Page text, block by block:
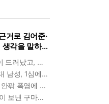
거로 김어준·
생각을 말하
다뉴브강에서 제2차 세계대전 군함이 드러났고, 포항 수돗물은 갑자기 짜졌다 : 폭염·가뭄이 만든 낯선 풍경
부모 외출 틈타 여동생 성폭행한 20대 남성, 1심에서 5년형 선고 : 친족 간 '암수범죄'의 심각성
"실외기 과열, 문 닫지 마세요" 40도 안팎 폭염에 쉼 없이 도는 에어컨 : 화재 위험 경고등!
"한국산 물은 변기 물로 써라" : 한국이 보낸 구마모토 지진 구호품에 한 일본인의 '어처구니 없는' 반응